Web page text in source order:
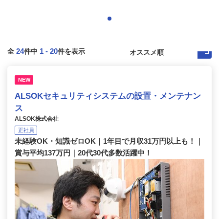
全 24件中 1 - 20件を表示
NEW
ALSOKセキュリティシステムの設置・メンテナン
ス
ALSOK株式会社
正社員
未経験OK・知識ゼロOK｜1年目で月収31万円以上も！｜
賞与平均137万円｜20代30代多数活躍中！